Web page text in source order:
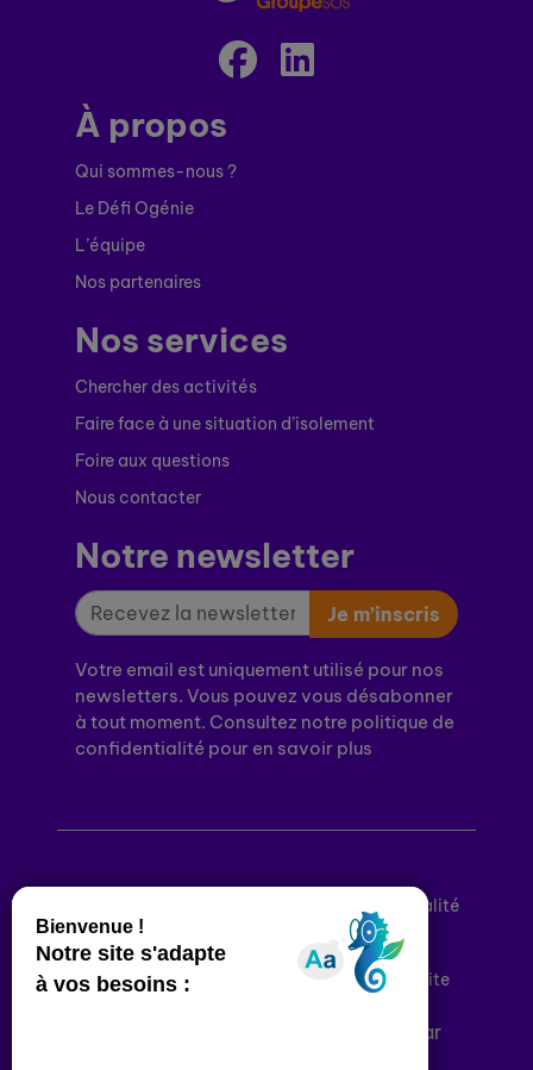
À propos
Qui sommes-nous ?
Le Défi Ogénie
L’équipe
Nos partenaires
Nos services
Chercher des activités
Faire face à une situation d’isolement
Foire aux questions
Nous contacter
Notre newsletter
Je m’inscris
Votre email est uniquement utilisé pour nos
newsletters. Vous pouvez vous désabonner
à tout moment. Consultez notre politique de
confidentialité pour en savoir plus
Politique de confidentialité
Conditions générales d’utilisation
Déclaration d’accessibilité
Plan du site
Plateforme développée en France par